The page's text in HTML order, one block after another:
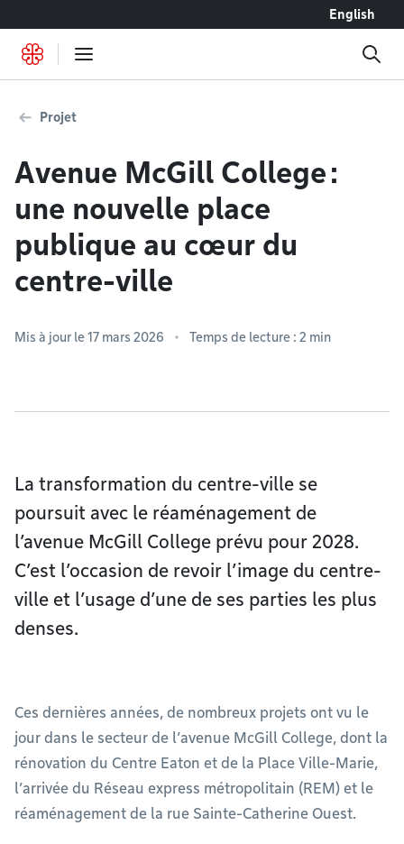
English
Projet
Avenue McGill College :
une nouvelle place
publique au cœur du
centre-ville
Mis à jour le 17 mars 2026 Temps de lecture : 2 min
La transformation du centre-ville se
poursuit avec le réaménagement de
l’avenue McGill College prévu pour 2028.
C’est l’occasion de revoir l’image du centre-
ville et l’usage d’une de ses parties les plus
denses.
Ces dernières années, de nombreux projets ont vu le
jour dans le secteur de l’avenue McGill College, dont la
rénovation du Centre Eaton et de la Place Ville-Marie,
l’arrivée du Réseau express métropolitain (REM) et le
réaménagement de la rue Sainte-Catherine Ouest.